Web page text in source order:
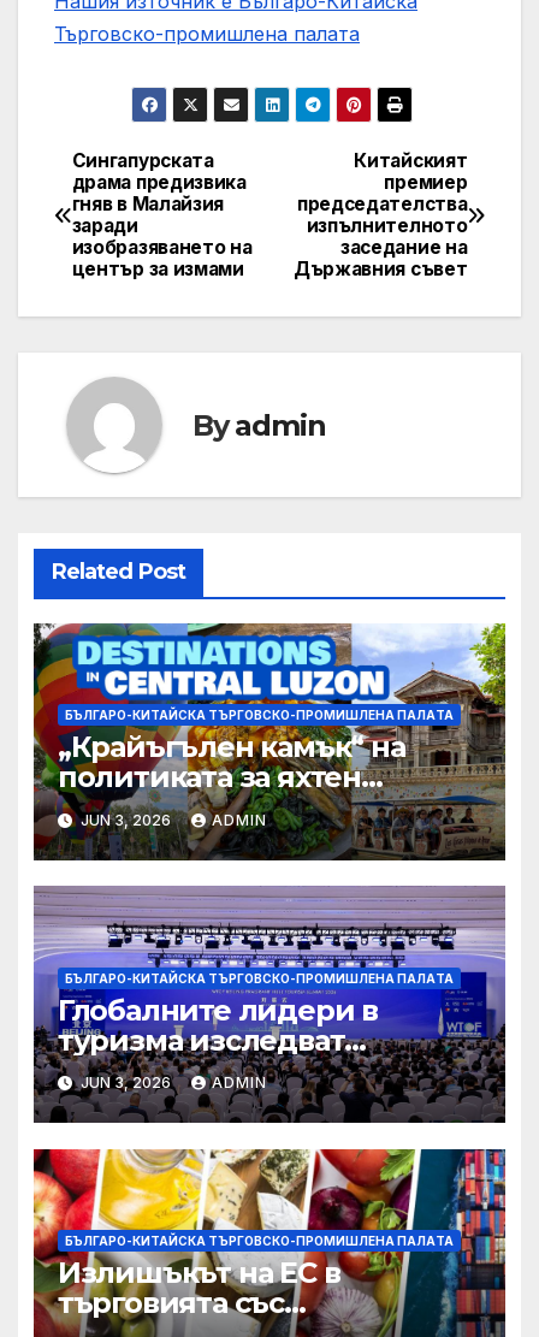
Търговско-промишлена палaта
Post
navigation
Китайският
премиер
председателства
изпълнителното
заседание на
Държавния съвет
Сингапурската
драма предизвика
гняв в Малайзия
заради
изобразяването на
център за измами
Byadmin
Related Post
БЪЛГАРО-КИТАЙСКА ТЪРГОВСКО-ПРОМИШЛЕНА ПАЛAТА
„Крайъгълен камък“ на
политиката за яхтен
туризъм на GBA
JUN 3, 2026 ADMIN
БЪЛГАРО-КИТАЙСКА ТЪРГОВСКО-ПРОМИШЛЕНА ПАЛAТА
Глобалните лидери в
туризма изследват
бъдещето на пътуването,
управлявано от AI
JUN 3, 2026 ADMIN
БЪЛГАРО-КИТАЙСКА ТЪРГОВСКО-ПРОМИШЛЕНА ПАЛAТА
Излишъкът на ЕС в
търговията със